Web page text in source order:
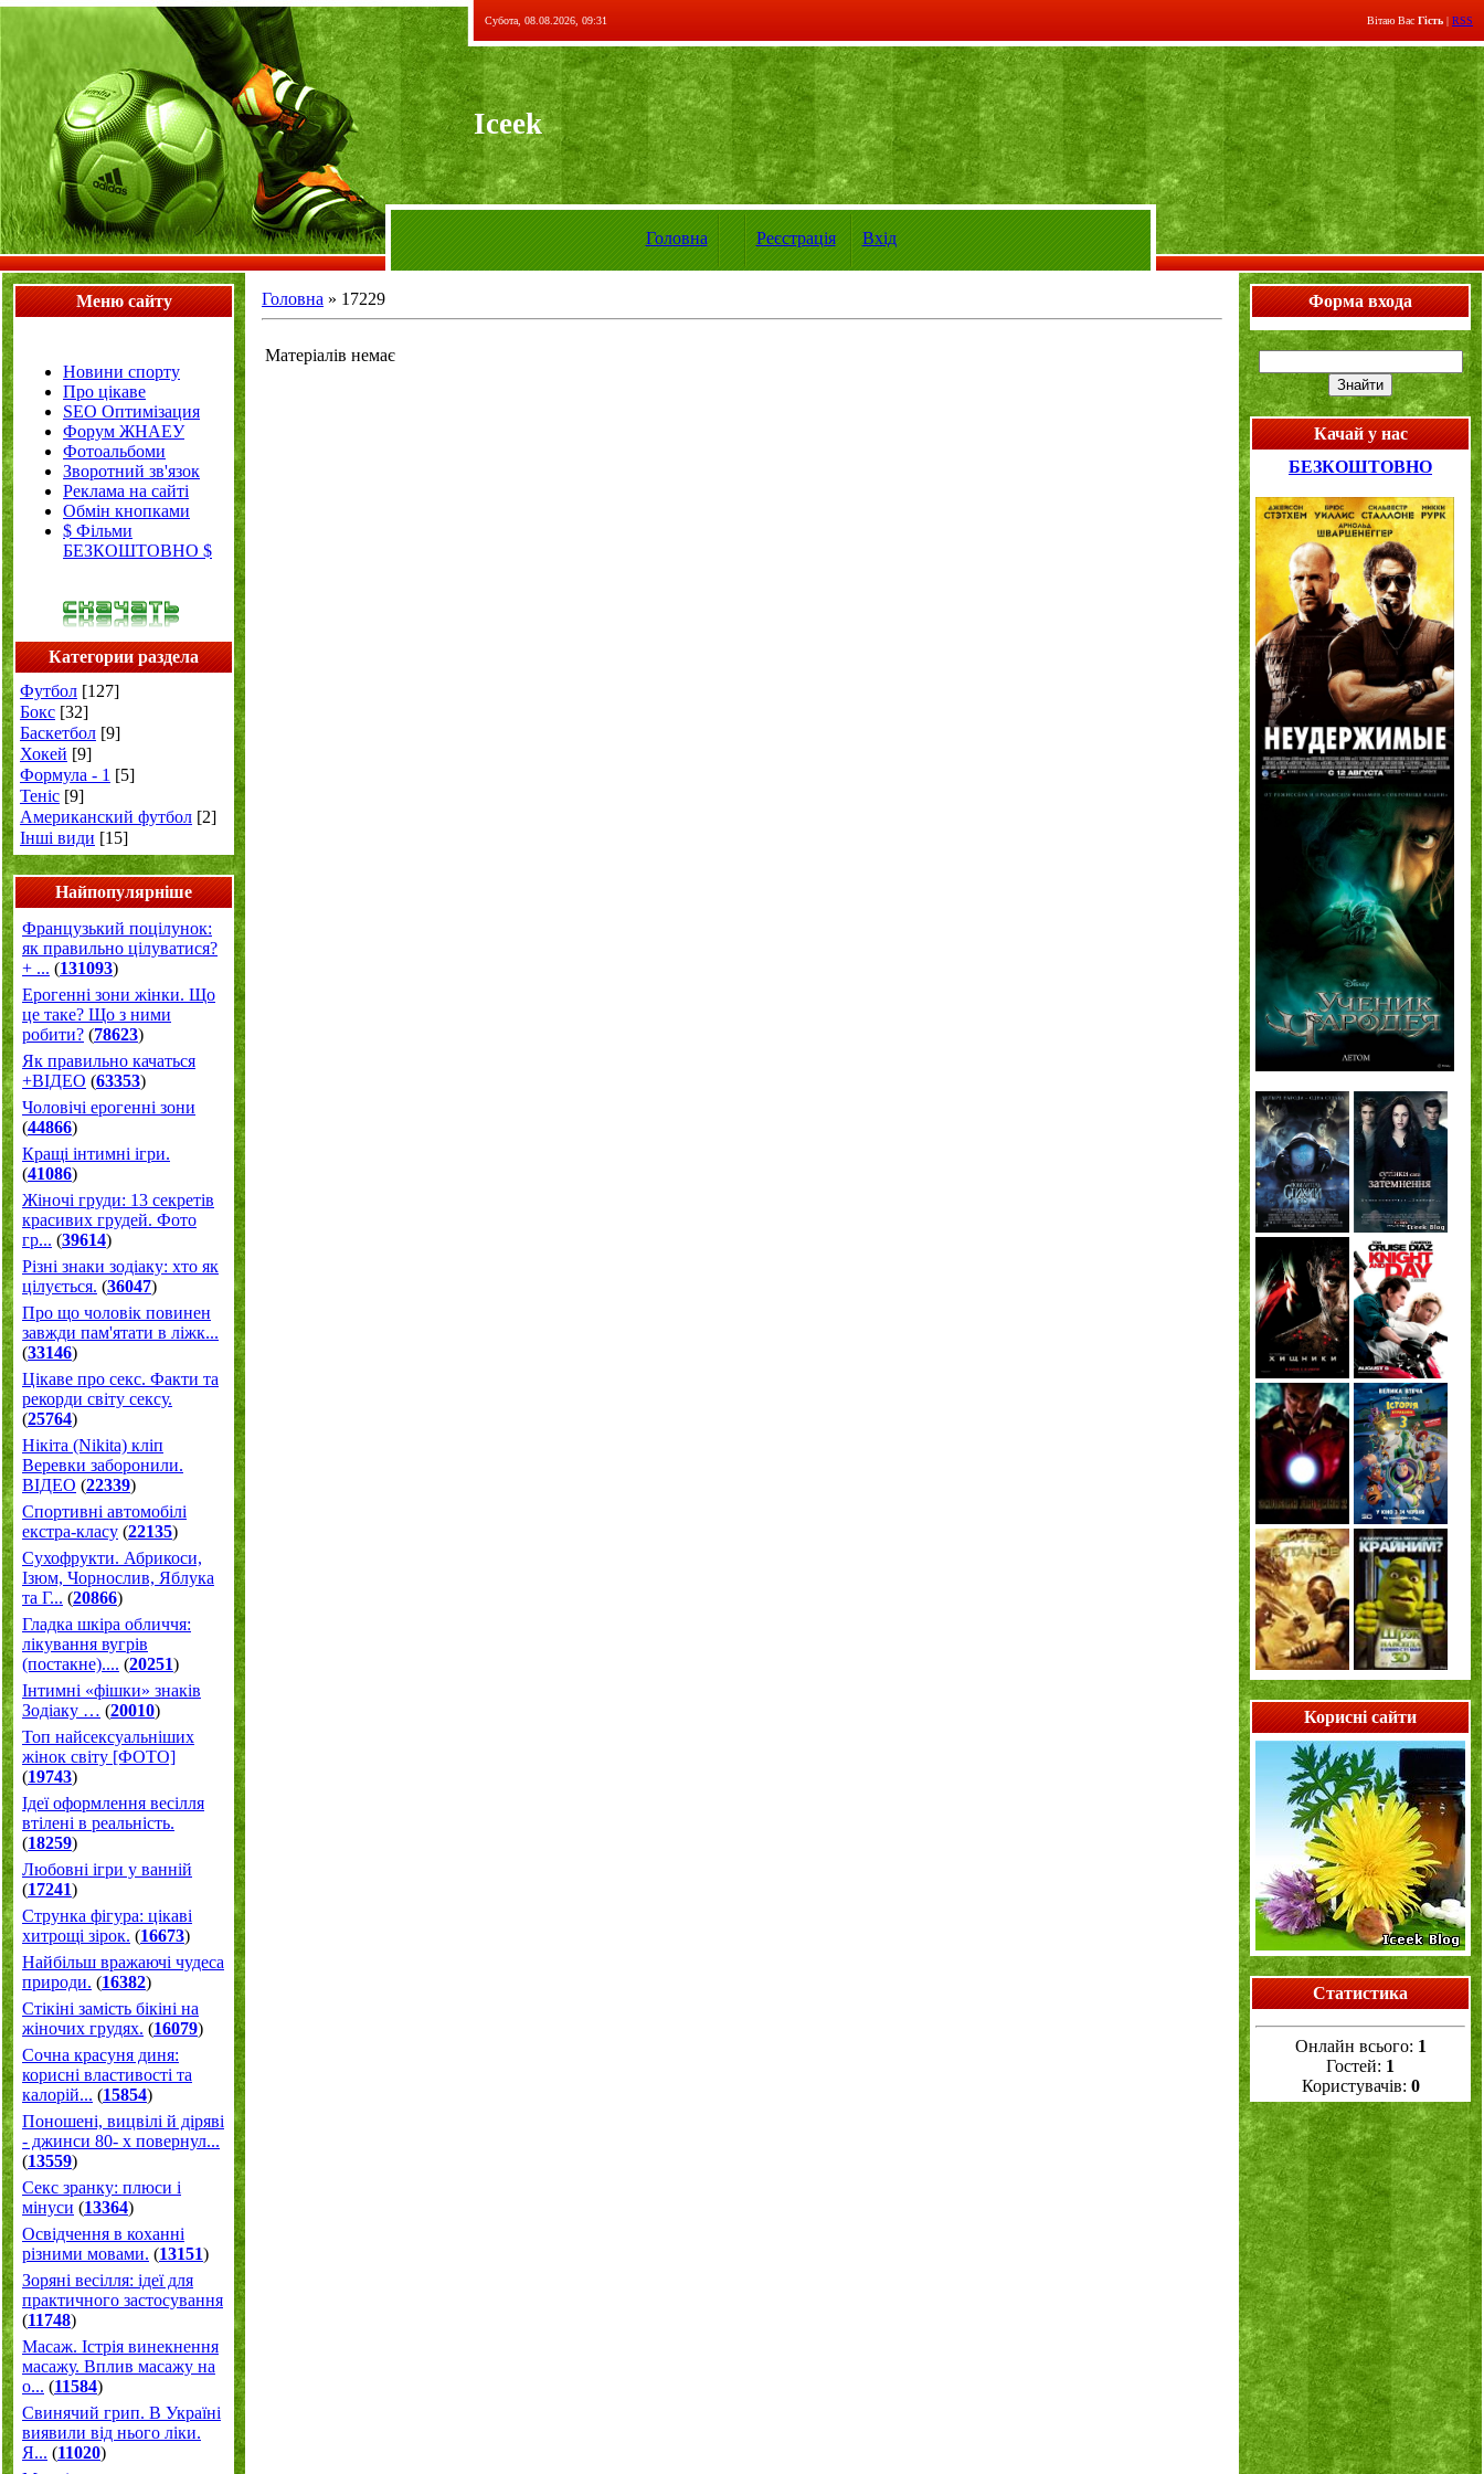
Субота, 08.08.2026, 09:31 Вітаю Вас Гість | RSS
Iceek
Головна Реєстрація Вхід
Меню сайту
Новини спорту
Про цікаве
SEO Оптимізация
Форум ЖНАЕУ
Фотоальбоми
Зворотний зв'язок
Реклама на сайті
Обмін кнопками
$ Фільми
БЕЗКОШТОВНО $
Категории раздела
Футбол [127]
Бокс [32]
Баскетбол [9]
Хокей [9]
Формула - 1 [5]
Теніс [9]
Американский футбол [2]
Інші види [15]
Найпопулярніше
Французький поцілунок:
як правильно цілуватися?
+ ... (131093)
Ерогенні зони жінки. Що
це таке? Що з ними
робити? (78623)
Як правильно качаться
+ВІДЕО (63353)
Чоловічі ерогенні зони
(44866)
Кращі інтимні ігри.
(41086)
Жіночі груди: 13 секретів
красивих грудей. Фото
гр... (39614)
Різні знаки зодіаку: хто як
цілується. (36047)
Про що чоловік повинен
завжди пам'ятати в ліжк...
(33146)
Цікаве про секс. Факти та
рекорди світу сексу.
(25764)
Нікіта (Nikita) кліп
Веревки заборонили.
ВІДЕО (22339)
Спортивні автомобілі
екстра-класу (22135)
Cухофрукти. Абрикоси,
Ізюм, Чорнослив, Яблука
та Г... (20866)
Гладка шкіра обличчя:
лікування вугрів
(постакне).... (20251)
Інтимні «фішки» знаків
Зодіаку … (20010)
Топ найсексуальніших
жінок світу [ФОТО]
(19743)
Ідеї оформлення весілля
втілені в реальність.
(18259)
Любовні ігри у ванній
(17241)
Струнка фігура: цікаві
хитрощі зірок. (16673)
Найбільш вражаючі чудеса
природи. (16382)
Стікіні замість бікіні на
жіночих грудях. (16079)
Сочна красуня диня:
корисні властивості та
калорій... (15854)
Поношені, вицвілі й діряві
- джинси 80- х повернул...
(13559)
Секс зранку: плюси і
мінуси (13364)
Освідчення в коханні
різними мовами. (13151)
Зоряні весілля: ідеї для
практичного застосування
(11748)
Масаж. Істрія винекнення
масажу. Вплив масажу на
о... (11584)
Свинячий грип. В Україні
виявили від нього ліки.
Я... (11020)
Головна » 17229
Матеріалів немає
Форма входа
Качай у нас
БЕЗКОШТОВНО
Корисні сайти
Статистика
Онлайн всього: 1
Гостей: 1
Користувачів: 0